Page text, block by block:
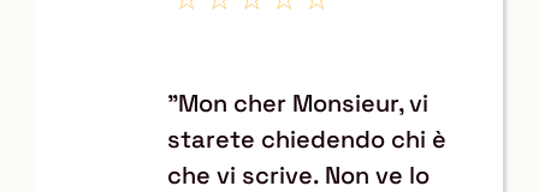
"Mon cher Monsieur, vi
starete chiedendo chi è
che vi scrive. Non ve lo